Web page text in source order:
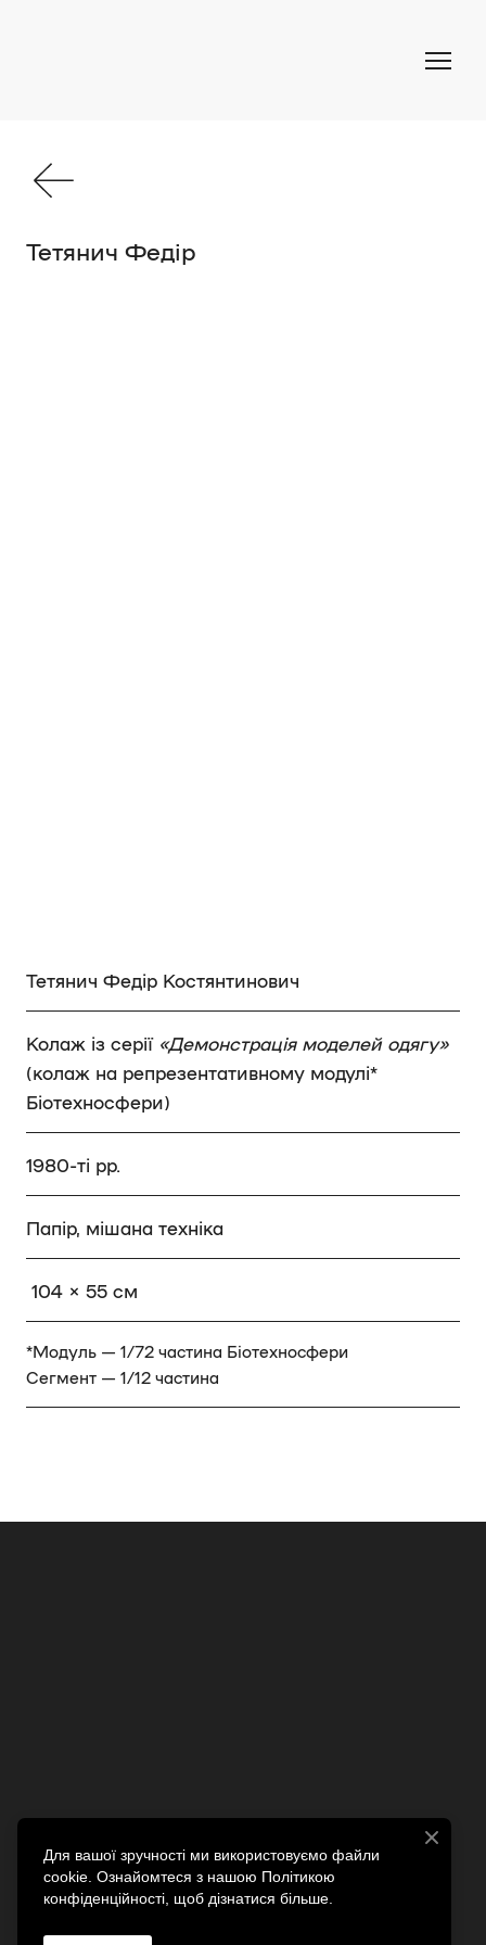
Тетянич Федір
Тетянич Федір Костянтинович
Колаж із серії «Демонстрація моделей одягу»
(колаж на репрезентативному модулі*
Біотехносфери)
1980-ті рр.
Папір, мішана техніка
104 × 55 см
*Модуль — 1/72 частина Біотехносфери
Сегмент — 1/12 частина
Для вашої зручності ми використовуємо файли
cookie. Ознайомтеся з нашою Політикою
конфіденційності, щоб дізнатися більше.